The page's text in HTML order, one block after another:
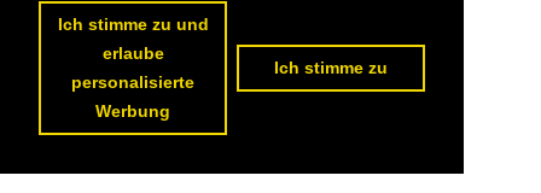
Ich stimme zu und
erlaube
personalisierte
Werbung
Ich stimme zu